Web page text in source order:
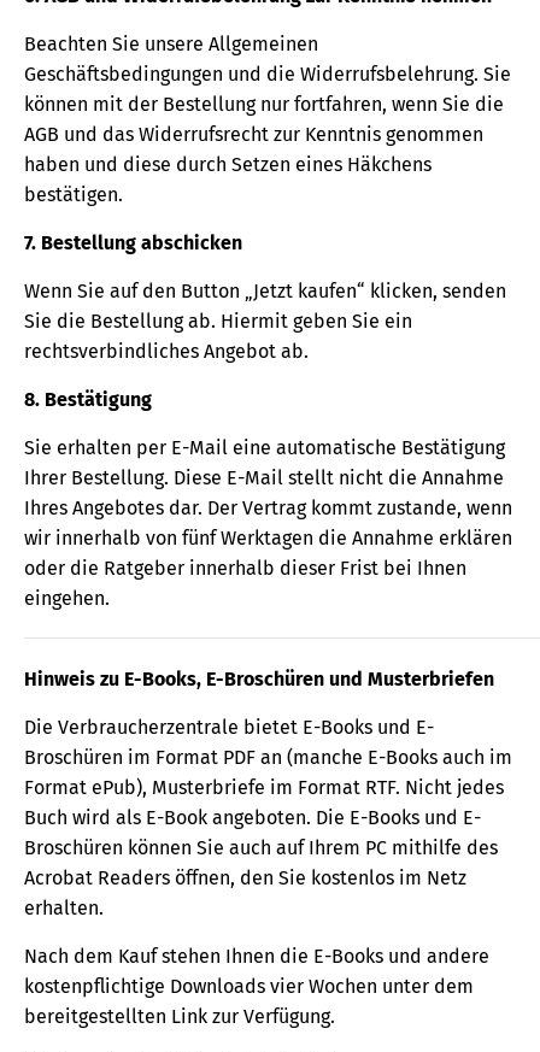
Beachten Sie unsere Allgemeinen
Geschäftsbedingungen und die Widerrufsbelehrung. Sie
können mit der Bestellung nur fortfahren, wenn Sie die
AGB und das Widerrufsrecht zur Kenntnis genommen
haben und diese durch Setzen eines Häkchens
bestätigen.
7. Bestellung abschicken
Wenn Sie auf den Button „Jetzt kaufen“ klicken, senden
Sie die Bestellung ab. Hiermit geben Sie ein
rechtsverbindliches Angebot ab.
8. Bestätigung
Sie erhalten per E-Mail eine automatische Bestätigung
Ihrer Bestellung. Diese E-Mail stellt nicht die Annahme
Ihres Angebotes dar. Der Vertrag kommt zustande, wenn
wir innerhalb von fünf Werktagen die Annahme erklären
oder die Ratgeber innerhalb dieser Frist bei Ihnen
eingehen.
Hinweis zu E-Books, E-Broschüren und Musterbriefen
Die Verbraucherzentrale bietet E-Books und E-
Broschüren im Format PDF an (manche E-Books auch im
Format ePub), Musterbriefe im Format RTF. Nicht jedes
Buch wird als E-Book angeboten. Die E-Books und E-
Broschüren können Sie auch auf Ihrem PC mithilfe des
Acrobat Readers öffnen, den Sie kostenlos im Netz
erhalten.
Nach dem Kauf stehen Ihnen die E-Books und andere
kostenpflichtige Downloads vier Wochen unter dem
bereitgestellten Link zur Verfügung.